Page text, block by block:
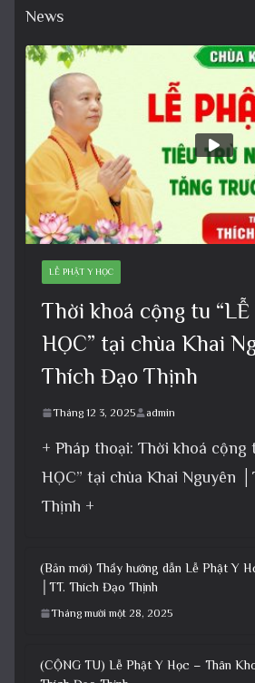
News
LỄ PHẬT Y HỌC
Thời khoá cộng tu “LỄ
HỌC” tại chùa Khai
Thích Đạo Thịnh
Tháng 12 3, 2025 admin
+ Pháp thoại: Thời khoá cộng
HỌC” tại chùa Khai Nguyên
Thịnh +
(Bản mới) Thầy hướng dẫn Lễ Phật Y
│TT. Thích Đạo Thịnh
Tháng mười một 28, 2025
(CỘNG TU) Lễ Phật Y Học – Thân